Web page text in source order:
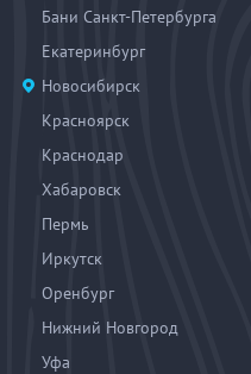
Бани Санкт-Петербурга
Екатеринбург
Новосибирск
Красноярск
Краснодар
Хабаровск
Пермь
Иркутск
Оренбург
Нижний Новгород
Уфа